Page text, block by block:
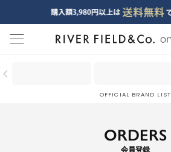
menu
OFFICIAL BRAND LIST
ORDERS
会員登録